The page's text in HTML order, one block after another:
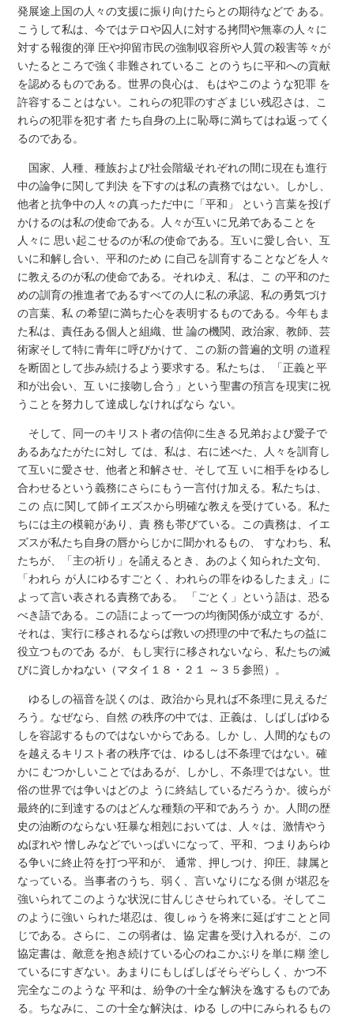
発展途上国の人々の支援に振り向けたらとの期待などで ある。
こうして私は、今ではテロや囚人に対する拷問や無辜の人々に
対する報復的弾 圧や抑留市民の強制収容所や人質の殺害等々が
いたるところで強く非難されているこ とのうちに平和への貢献
を認めるものである。世界の良心は、もはやこのような犯罪 を
許容することはない。これらの犯罪のすざまじい残忍さは、こ
れらの犯罪を犯す者 たち自身の上に恥辱に満ちてはね返ってく
るのである。
国家、人種、種族および社会階級それぞれの間に現在も進行
中の論争に関して判決 を下すのは私の責務ではない。しかし、
他者と抗争中の人々の真っただ中に「平和」 という言葉を投げ
かけるのは私の使命である。人々が互いに兄弟であることを
人々に 思い起こせるのが私の使命である。互いに愛し合い、互
いに和解し合い、平和のため に自己を訓育することなどを人々
に教えるのが私の使命である。それゆえ、私は、こ の平和のた
めの訓育の推進者であるすべての人に私の承認、私の勇気づけ
の言葉、私 の希望に満ちた心を表明するものである。今年もま
た私は、責任ある個人と組織、世 論の機関、政治家、教師、芸
術家そして特に青年に呼びかけて、この新の普遍的文明 の道程
を断固として歩み続けるよう要求する。私たちは、「正義と平
和が出会い、互 いに接吻し合う」という聖書の預言を現実に祝
うことを努力して達成しなければなら ない。
そして、同一のキリスト者の信仰に生きる兄弟および愛子で
あるあなたがたに対し ては、私は、右に述べた、人々を訓育し
て互いに愛させ、他者と和解させ、そして互 いに相手をゆるし
合わせるという義務にさらにもう一言付け加える。私たちは、
この 点に関して師イエズスから明確な教えを受けている。私た
ちには主の模範があり、責 務も帯びている。この責務は、イエ
ズスが私たち自身の唇からじかに聞かれるもの、 すなわち、私
たちが、「主の祈り」を誦えるとき、あのよく知られた文句、
「われら が人にゆるすごとく、われらの罪をゆるしたまえ」に
よって言い表される責務である。 「ごとく」という語は、恐る
べき語である。この語によって一つの均衡関係が成立す るが、
それは、実行に移されるならば救いの摂理の中で私たちの益に
役立つものであ るが、もし実行に移されないなら、私たちの滅
びに資しかねない（マタイ１８・２１ ～３５参照）。
ゆるしの福音を説くのは、政治から見れば不条理に見えるだ
ろう。なぜなら、自然 の秩序の中では、正義は、しばしばゆる
しを容認するものではないからである。しか し、人間的なもの
を越えるキリスト者の秩序では、ゆるしは不条理ではない。確
かに むつかしいことではあるが、しかし、不条理ではない。世
俗の世界では争いはどのよ うに終結しているだろうか。彼らが
最終的に到達するのはどんな種類の平和であろう か。人間の歴
史の油断のならない狂暴な相剋においては、人々は、激情やう
ぬぼれや 憎しみなどでいっぱいになって、平和、つまりあらゆ
る争いに終止符を打つ平和が、 通常、押しつけ、抑圧、隷属と
なっている。当事者のうち、弱く、言いなりになる側 が堪忍を
強いられてこのような状況に甘んじさせられている。そしてこ
のように強い られた堪忍は、復しゅうを将来に延ばすことと同
じである。さらに、この弱者は、協 定書を受け入れるが、この
協定書は、敵意を抱き続けている心のねこかぶりを単に糊 塗し
ているにすぎない。あまりにもしばしばそらぞらしく、かつ不
完全なこのような 平和は、紛争の十全な解決を逸するものであ
る。ちなみに、この十全な解決は、ゆる しの中にみられるもの